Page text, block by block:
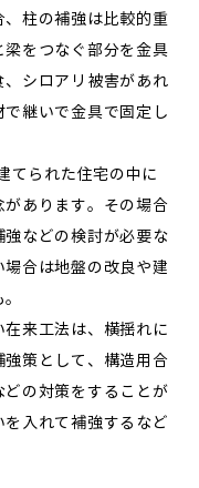
、柱の補強は比較的重
をつなぐ部分を金具
シロアリ被害があれ
継いで金具で固定し
てられた住宅の中に
あります。その場合
などの検討が必要な
合は地盤の改良や建
在来工法は、横揺れに
策として、構造用合
の対策をすることが
入れて補強するなど